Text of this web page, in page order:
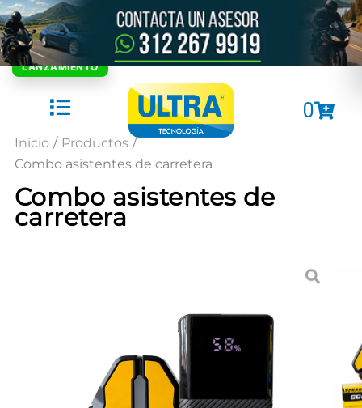
Ir
al
contenido
0
Cart
Inicio / Productos /
Combo asistentes de carretera
Combo asistentes de
carretera